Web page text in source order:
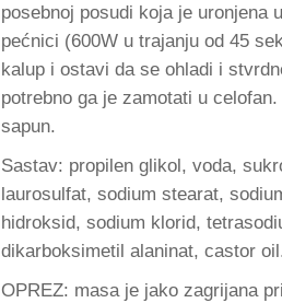
posebnoj posudi koja je uronjena
pećnici (600W u trajanju od 45
kalup i ostavi da se ohladi i
potrebno ga je zamotati u
sapun.
Sastav: propilen glikol, voda,
laurosulfat, sodium stearat,
hidroksid, sodium klorid,
dikarboksimetil alaninat, castor
OPREZ: masa je jako zagrijana